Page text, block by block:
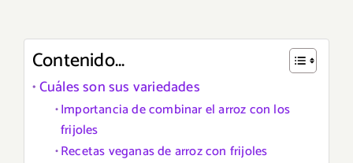
Contenido...
Cuáles son sus variedades
Importancia de combinar el arroz con los
frijoles
Recetas veganas de arroz con frijoles